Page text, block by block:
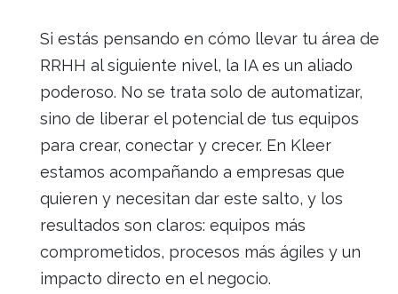
Si estás pensando en cómo llevar tu área de
RRHH al siguiente nivel, la IA es un aliado
poderoso. No se trata solo de automatizar,
sino de liberar el potencial de tus equipos
para crear, conectar y crecer. En Kleer
estamos acompañando a empresas que
quieren y necesitan dar este salto, y los
resultados son claros: equipos más
comprometidos, procesos más ágiles y un
impacto directo en el negocio.